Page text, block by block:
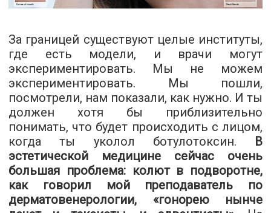
За границей существуют целые институты,
где есть модели, и врачи могут
экспериментировать. Мы не можем
экспериментировать. Мы пошли,
посмотрели, нам показали, как нужно. И ты
должен хотя бы приблизительно
понимать, что будет происходить с лицом,
когда ты уколол ботулотоксин. В
эстетической медицине сейчас очень
большая проблема: колют в подворотне,
как говорил мой преподаватель по
дерматовенерологии, «гонорею нынче